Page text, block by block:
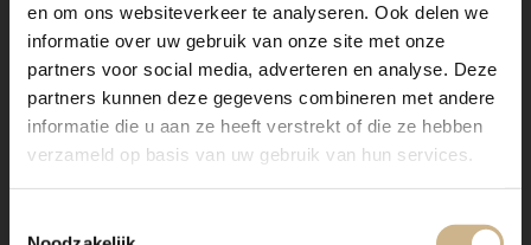
en om ons websiteverkeer te analyseren. Ook delen we
informatie over uw gebruik van onze site met onze
partners voor social media, adverteren en analyse. Deze
partners kunnen deze gegevens combineren met andere
informatie die u aan ze heeft verstrekt of die ze hebben
verzameld op basis van uw gebruik van hun services.